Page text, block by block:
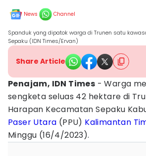
News Channel
Spanduk yang dipatok warga di Trunen satu
Sepaku (IDN Times/Ervan)
Share Article
Penajam, IDN Times - Warga
sengketa seluas 42 hektare di
Harapan Kecamatan Sepaku
Paser Utara (PPU) Kalimantan
Minggu (16/4/2023).